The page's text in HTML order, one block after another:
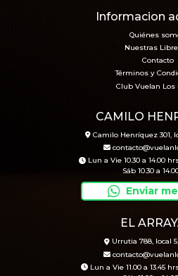
Informacion
Quiénes
Nuestras
Contacto
Términos y
Club Vuelan Los
CAMILO
Camilo Henríquez 301,
Lun a Vie 10.30 a 14.00
Sáb 10.30 a
Enviar
EL
Urrutia 788, local
Lun a Vie 11.00 a 13.45